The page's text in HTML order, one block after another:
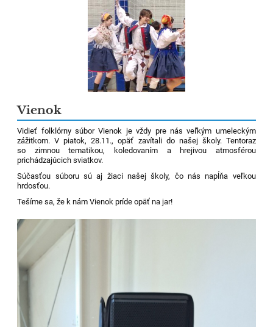
Vienok
Vidieť folklórny súbor Vienok je vždy pre nás veľkým umeleckým
zážitkom. V piatok, 28.11., opäť zavítali do našej školy. Tentoraz
so zimnou tematikou, koledovaním a hrejivou atmosférou
prichádzajúcich sviatkov.
Súčasťou súboru sú aj žiaci našej školy, čo nás napĺňa veľkou
hrdosťou.
Tešíme sa, že k nám Vienok príde opäť na jar!